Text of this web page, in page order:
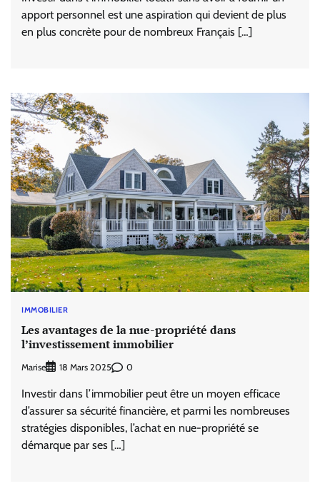
apport personnel est une aspiration qui devient de plus
en plus concrète pour de nombreux Français […]
IMMOBILIER
Les avantages de la nue-propriété dans
l’investissement immobilier
Marise 18 Mars 2025 0
Investir dans l’immobilier peut être un moyen efficace
d’assurer sa sécurité financière, et parmi les nombreuses
stratégies disponibles, l’achat en nue-propriété se
démarque par ses […]